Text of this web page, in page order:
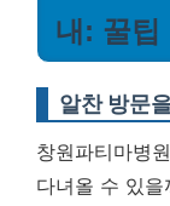
내: 꿀팁
알찬 방문
창원파티마병
다녀올 수 있